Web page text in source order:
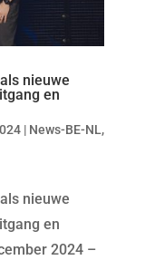
nieuwe
en
| News-BE-NL,
nieuwe
en
2024 –